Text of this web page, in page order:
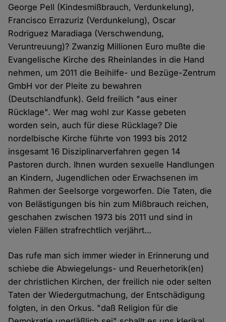
George Pell (Kindesmißbrauch, Verdunkelung),
Francisco Errazuriz (Verdunkelung), Oscar
Rodriguez Maradiaga (Verschwendung,
Veruntreuung)? Zwanzig Millionen Euro mußte die
Evangelische Kirche des Rheinlandes in die Hand
nehmen, um 2011 die Beihilfe- und Bezüge-Zentrum
GmbH vor der Pleite zu bewahren
(Deutschlandfunk). Geld freilich "aus einer
Rücklage". Wer mag wohl zur Kasse gebeten
worden sein, auch für diese Rücklage? Die
nordelbische Kirche führte von 1993 bis 2012
insgesamt 16 Disziplinarverfahren gegen 14
Pastoren durch. Ihnen wurden sexuelle Handlungen
an Kindern, Jugendlichen oder Erwachsenen im
Rahmen der Seelsorge vorgeworfen. Die Taten, die
von Belästigungen bis hin zum Mißbrauch reichen,
geschahen zwischen 1973 bis 2011 und sind in
vielen Fällen strafrechtlich verjährt…
Das rufe man sich immer wieder in Erinnerung und
schiebe die Abwiegelungs- und Reuerhetorik(en)
der christlichen Kirchen, der freilich nie oder selten
Taten der Wiedergutmachung, der Entschädigung
folgten, in den Orkus. "daß Religion für die